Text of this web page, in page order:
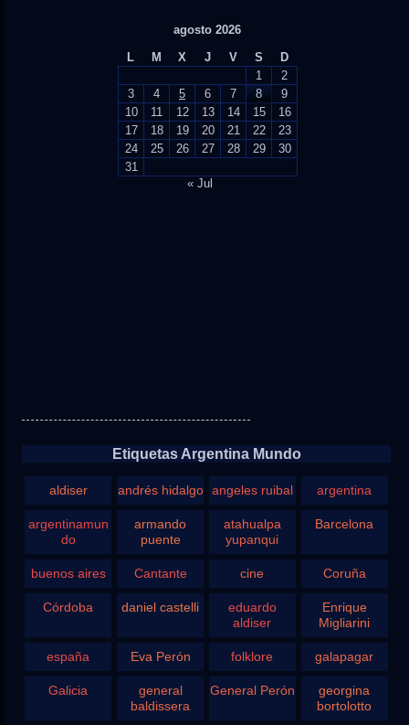
agosto 2026
L
M X J V S
D
1
2
3
4 5 6 7 8
9
10
11 12 13 14 15
16
17
18 19 20 21 22
23
24
25 26 27 28 29
30
31
« Jul
Etiquetas Argentina Mundo
aldiser andrés hidalgo angeles ruibal argentina
argentinamun
do
armando
puente
atahualpa
yupanqui
Barcelona
buenos aires Cantante cine Coruña
Córdoba daniel castelli
eduardo
aldiser
Enrique
Migliarini
españa Eva Perón folklore galapagar
Galicia
general
baldissera
General Perón
georgina
bortolotto